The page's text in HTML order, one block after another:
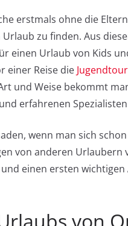
erstmals ohne die
zu finden. Aus
einen Urlaub von Kids
einer Reise die
und Weise bekommt
erfahrenen
wenn man sich
von anderen Urlaubern
einen ersten
von